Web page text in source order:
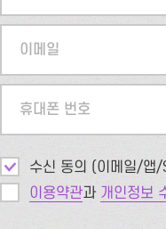
이메일
휴대폰 번호
수신 동의 (이메일/앱
이용약관과 개인정보